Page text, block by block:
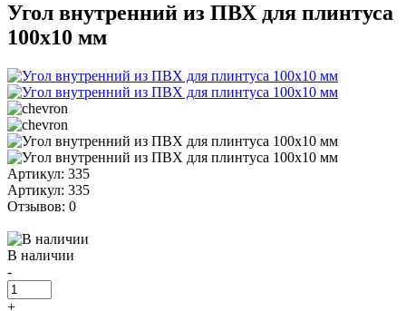
Угол внутренний из ПВХ для плинтуса
100х10 мм
Артикул: 335
Артикул: 335
Отзывов: 0
В наличии
-
+